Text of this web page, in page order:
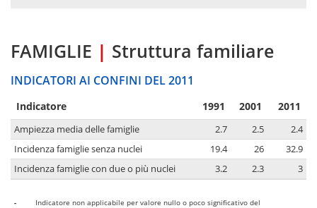
FAMIGLIE | Struttura familiare
INDICATORI AI CONFINI DEL 2011
Indicatore 1991 2001 2011
Ampiezza media delle famiglie 2.7 2.5
2.4
Incidenza famiglie senza nuclei
19.4 26
32.9
Incidenza famiglie con due o più nuclei
3.2 2.3 3
-
Indicatore non applicabile per valore nullo o poco significativo del